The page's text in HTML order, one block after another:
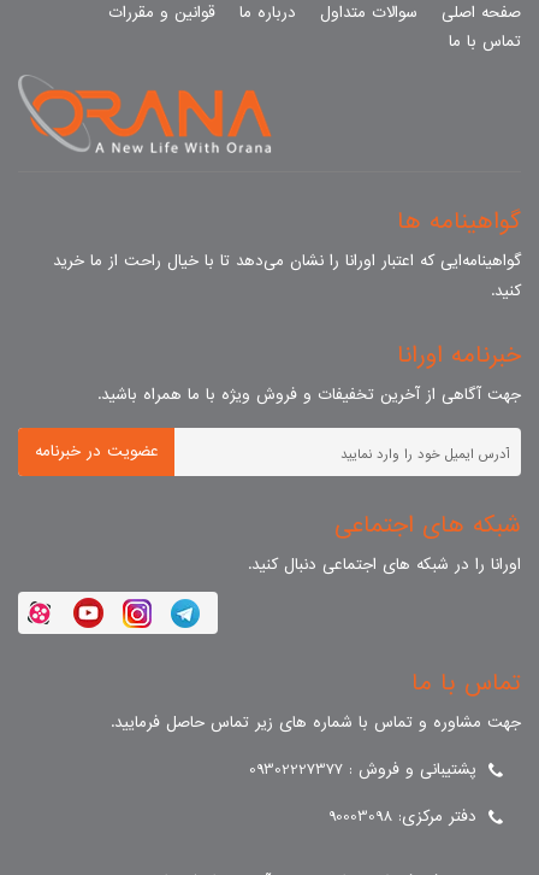
صفحه اصلی سوالات متداول درباره ما
قوانین و مقررات
تماس با ما
گواهینامه ها
گواهینامه‌ایی که اعتبار اورانا را نشان می‌دهد تا با خیال راحت از ما خرید
کنید.
خبرنامه اورانا
جهت آگاهی از آخرین تخفیفات و فروش ویژه با ما همراه باشید.
عضویت در خبرنامه
شبکه های اجتماعی
اورانا را در شبکه های اجتماعی دنبال کنید.
تماس با ما
جهت مشاوره و تماس با شماره های زیر تماس حاصل فرمایید.
پشتیبانی و فروش : 09302227377
دفتر مرکزی: 90003098